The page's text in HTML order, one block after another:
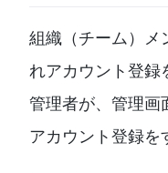
組織（チーム）メ
れアカウント登録
管理者が、管理画
アカウント登録を